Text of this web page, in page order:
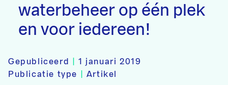
waterbeheer op één plek
en voor iedereen!
Gepubliceerd |1 januari 2019
Publicatie type
Artikel